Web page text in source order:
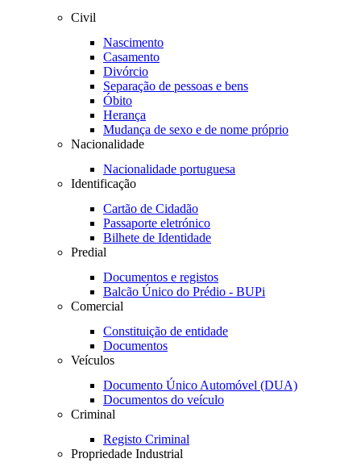
Civil
Nascimento
Casamento
Divórcio
Separação de pessoas e bens
Óbito
Herança
Mudança de sexo e de nome próprio
Nacionalidade
Nacionalidade portuguesa
Identificação
Cartão de Cidadão
Passaporte eletrónico
Bilhete de Identidade
Predial
Documentos e registos
Balcão Único do Prédio - BUPi
Comercial
Constituição de entidade
Documentos
Veículos
Documento Único Automóvel (DUA)
Documentos do veículo
Criminal
Registo Criminal
Propriedade Industrial